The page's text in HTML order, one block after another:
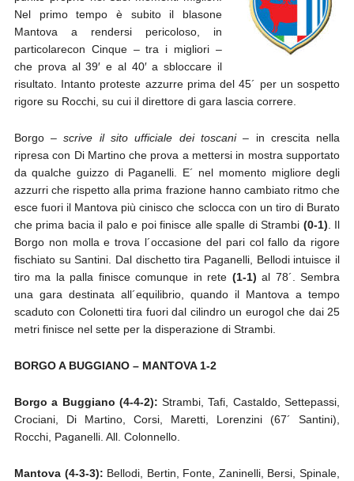
Nel primo tempo è subito il blasone
Mantova a rendersi pericoloso, in
particolarecon Cinque – tra i migliori –
che prova al 39′ e al 40′ a sbloccare il
risultato. Intanto proteste azzurre prima del 45´ per un sospetto
rigore su Rocchi, su cui il direttore di gara lascia correre.
Borgo –scrive il sito ufficiale dei toscani– in crescita nella
ripresa con Di Martino che prova a mettersi in mostra supportato
da qualche guizzo di Paganelli. E´ nel momento migliore degli
azzurri che rispetto alla prima frazione hanno cambiato ritmo che
esce fuori il Mantova più cinisco che sclocca con un tiro di Burato
che prima bacia il palo e poi finisce alle spalle di Strambi (0-1). Il
Borgo non molla e trova l´occasione del pari col fallo da rigore
fischiato su Santini. Dal dischetto tira Paganelli, Bellodi intuisce il
tiro ma la palla finisce comunque in rete (1-1) al 78´. Sembra
una gara destinata all´equilibrio, quando il Mantova a tempo
scaduto con Colonetti tira fuori dal cilindro un eurogol che dai 25
metri finisce nel sette per la disperazione di Strambi.
BORGO A BUGGIANO – MANTOVA 1-2
Borgo a Buggiano (4-4-2): Strambi, Tafi, Castaldo, Settepassi,
Crociani, Di Martino, Corsi, Maretti, Lorenzini (67´ Santini),
Rocchi, Paganelli. All. Colonnello.
Mantova (4-3-3): Bellodi, Bertin, Fonte, Zaninelli, Bersi, Spinale,